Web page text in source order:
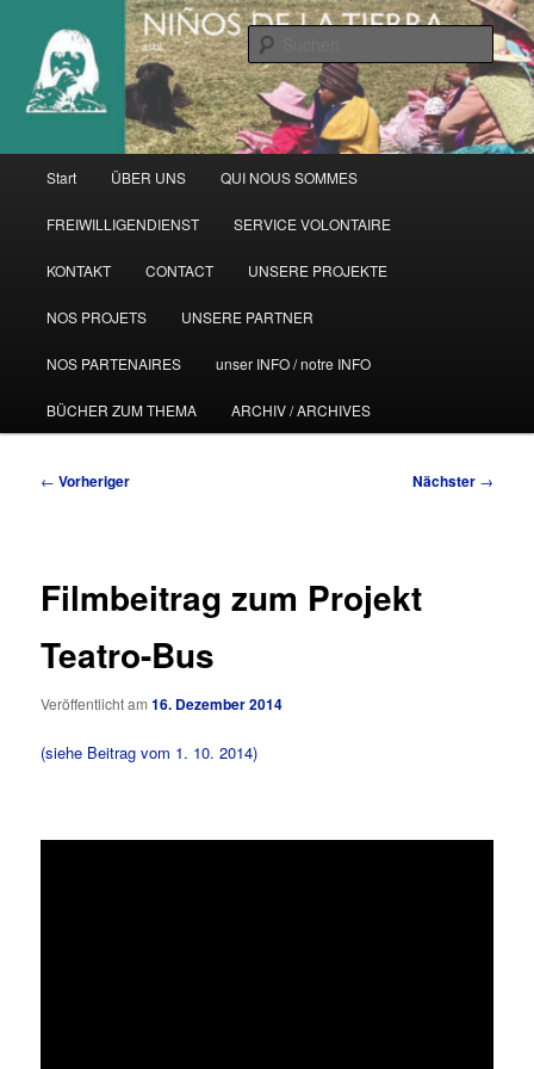
primären
Inhalt
springen
Start ÜBER UNS QUI NOUS SOMMES
FREIWILLIGENDIENST SERVICE VOLONTAIRE
KONTAKT CONTACT UNSERE PROJEKTE
NOS PROJETS UNSERE PARTNER
NOS PARTENAIRES unser INFO / notre INFO
BÜCHER ZUM THEMA ARCHIV / ARCHIVES
Beitragsnavigation
← Vorheriger Nächster →
Filmbeitrag zum Projekt
Teatro-Bus
Veröffentlicht am16. Dezember 2014
(siehe Beitrag vom 1. 10. 2014)